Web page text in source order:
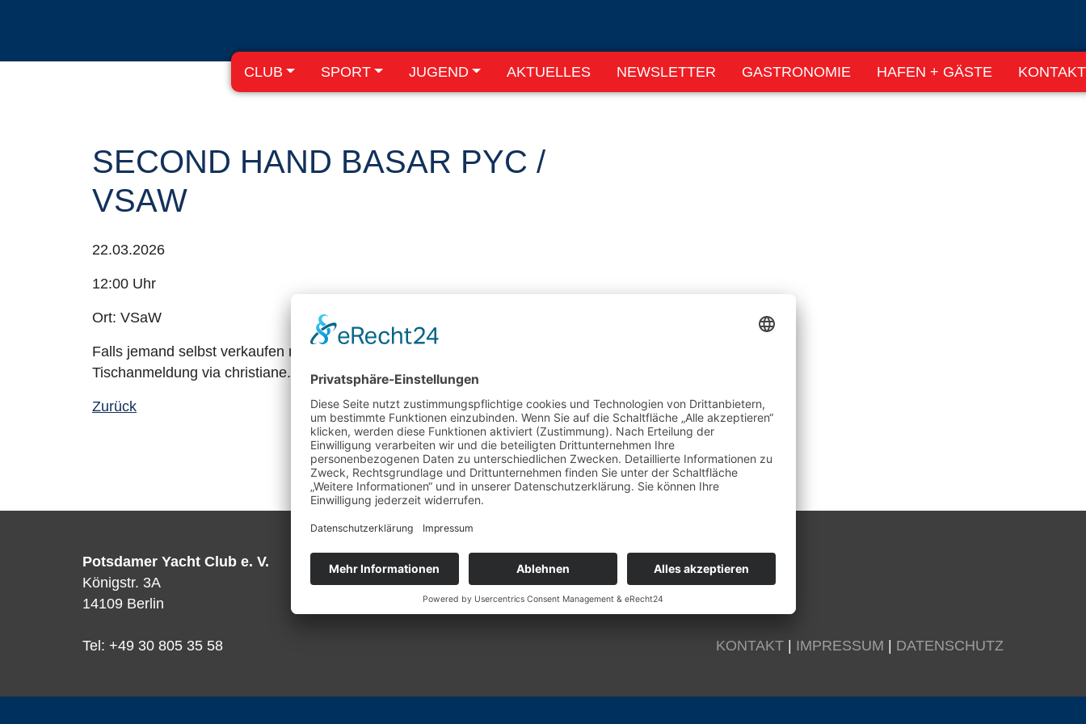
CLUB SPORT JUGEND AKTUELLES NEWSLETTER GASTRONOMIE HAFEN + GÄSTE KONTAKT
SECOND HAND BASAR PYC /
VSAW
22.03.2026
12:00 Uhr
Ort: VSaW
Falls jemand selbst verkaufen möchte:
Tischanmeldung via christiane.bayer@vsaw.de
Zurück
Potsdamer Yacht Club e. V.
Königstr. 3A
14109 Berlin
Tel: +49 30 805 35 58 KONTAKT IMPRESSUM DATENSCHUTZ